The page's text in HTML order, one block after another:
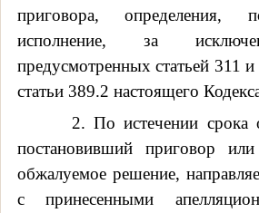
приговора, определения,
исполнение, за
предусмотренных статьей 311
статьи 389.2 настоящего
2. По истечении срока
постановивший приговор
обжалуемое решение,
с принесенными